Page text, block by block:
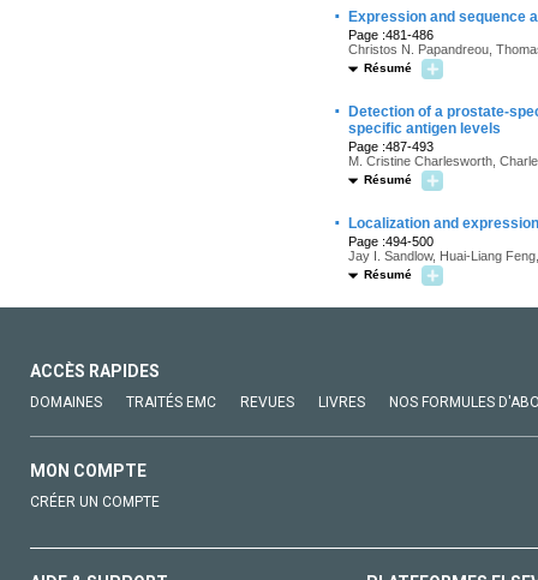
· Expression and sequence
Page :481-486
Christos N. Papandreou,
Résumé
·
Detection of a prostate-
specific antigen levels
Page :487-493
M. Cristine Charlesworth,
Résumé
· Localization and
Page :494-500
Jay I. Sandlow, Huai-Liang
Résumé
ACCÈS RAPIDES
DOMAINES TRAITÉS EMC REVUES LIVRES NOS FORMULES
MON COMPTE
CRÉER UN COMPTE